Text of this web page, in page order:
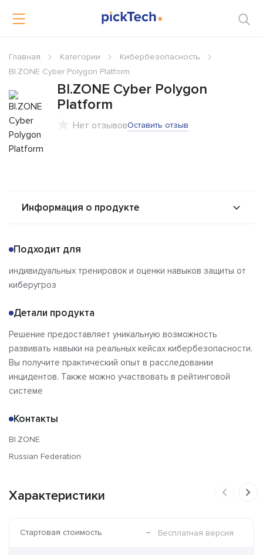
Главная Категории
Кибербезопасность
BI.ZONE Cyber Polygon Platform
BI.ZONE Cyber Polygon
Platform
Нет отзывовОставить отзыв
Информация о продукте
Альтернативы
Отзывы
Подходит для
индивидуальных тренировок и оценки навыков защиты от
киберугроз
Детали продукта
Решение предоставляет уникальную возможность
развивать навыки на реальных кейсах кибербезопасности.
Вы получите практический опыт в расследовании
инцидентов. Также можно участвовать в рейтинговой
системе
Контакты
BI.ZONE
Russian Federation
Характеристики
Стартовая стоимость Бесплатная версия